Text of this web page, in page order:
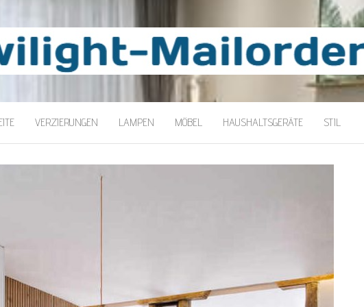
VERZIERUNGEN LAMPEN MÖBEL HAUSHALTSGERÄTE STIL